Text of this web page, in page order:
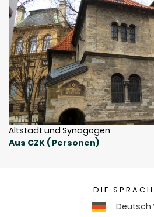
Altstadt und Synagogen
Aus CZK ( Personen)
DIE
Deutsch